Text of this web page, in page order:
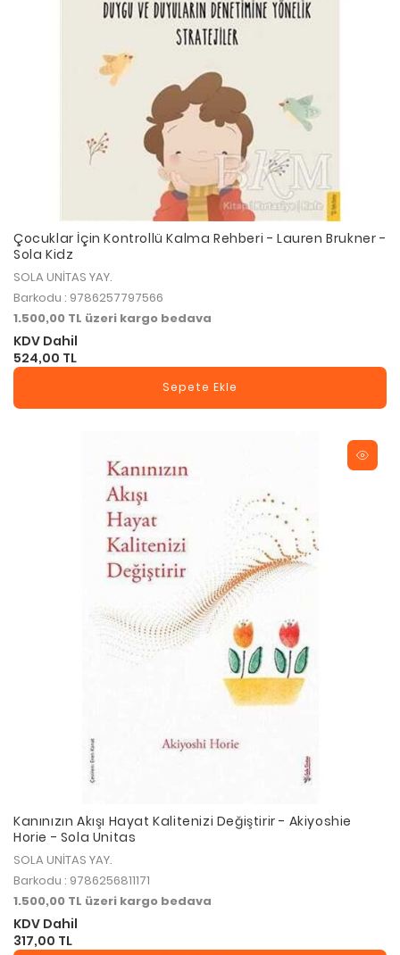
Çocuklar İçin Kontrollü Kalma Rehberi - Lauren Brukner -
Sola Kidz
SOLA UNİTAS YAY.
Barkodu : 9786257797566
1.500,00 TL üzeri kargo bedava
KDV Dahil
524,00 TL
Sepete Ekle
Kanınızın Akışı Hayat Kalitenizi Değiştirir - Akiyoshie
Horie - Sola Unitas
SOLA UNİTAS YAY.
Barkodu : 9786256811171
1.500,00 TL üzeri kargo bedava
KDV Dahil
317,00 TL